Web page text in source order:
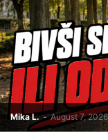
Mika L. - August 7, 2026